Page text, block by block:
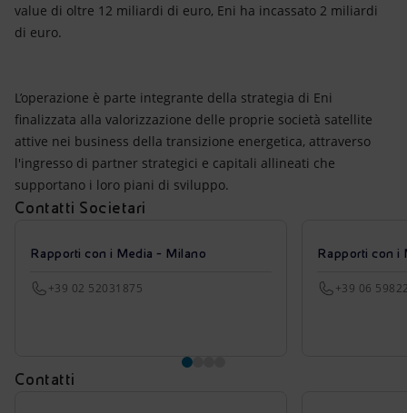
value di oltre 12 miliardi di euro, Eni ha incassato 2 miliardi
di euro.
L’operazione è parte integrante della strategia di Eni
finalizzata alla valorizzazione delle proprie società satellite
attive nei business della transizione energetica, attraverso
l'ingresso di partner strategici e capitali allineati che
supportano i loro piani di sviluppo.
Contatti Societari
Rapporti con i Media - Milano
+39 02 52031875
Rapporti con i
+39 06
Contatti